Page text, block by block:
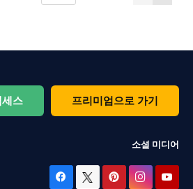
스 프리미엄으로 가기
소셜 미디어